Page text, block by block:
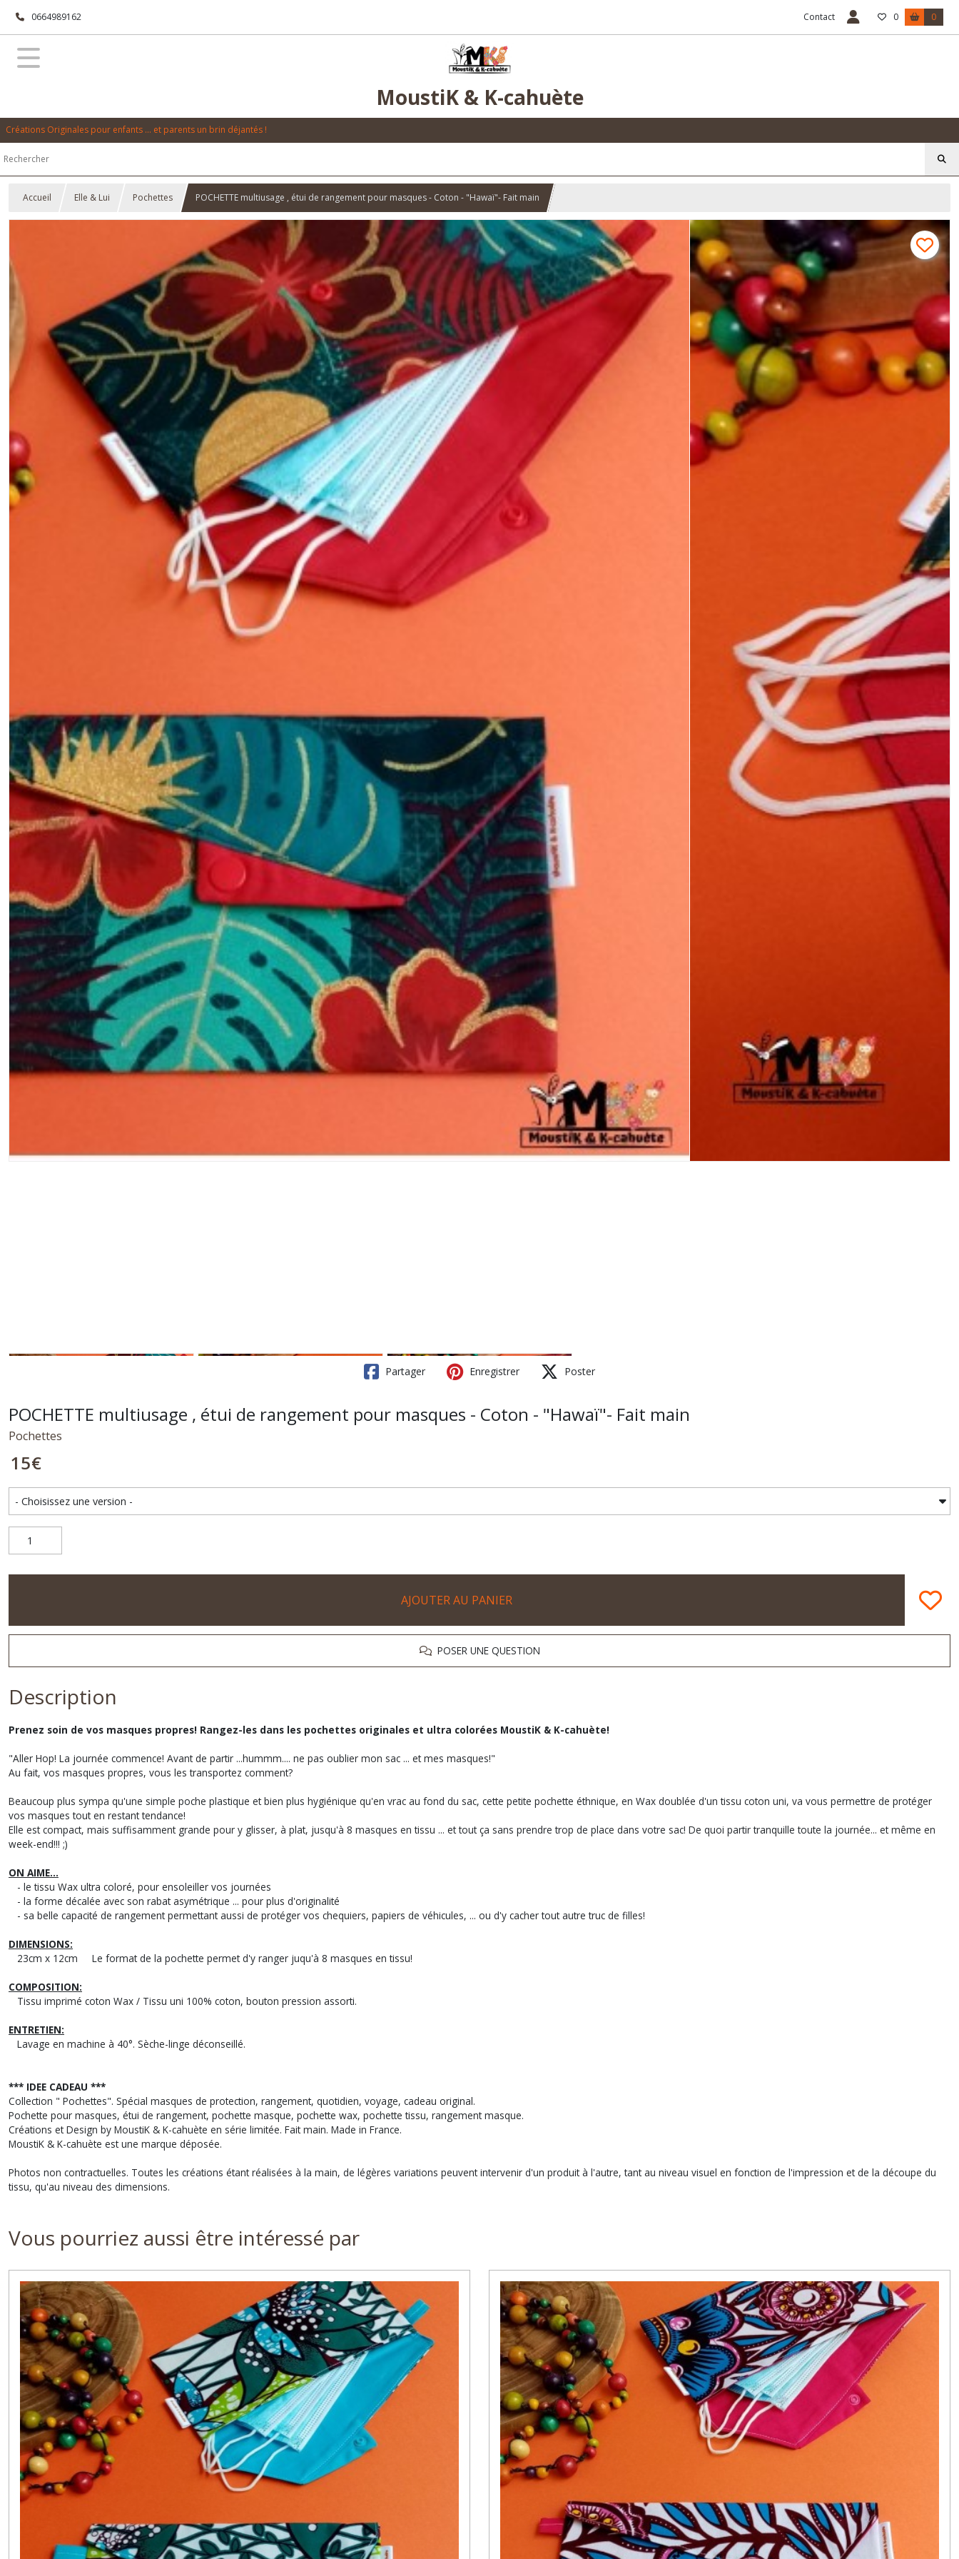
0664989162 Contact 0 0
MoustiK & K-cahuète
Créations Originales pour enfants ... et parents un brin déjantés !
Accueil Elle & Lui Pochettes POCHETTE multiusage , étui de rangement pour masques - Coton - "Hawaï"- Fait main
Partager Enregistrer Poster
POCHETTE multiusage , étui de rangement pour masques - Coton - "Hawaï"- Fait main
Pochettes
15€
AJOUTER AU PANIER
POSER UNE QUESTION
Description
Prenez soin de vos masques propres! Rangez-les dans les pochettes originales et ultra colorées MoustiK & K-cahuète!
"Aller Hop! La journée commence! Avant de partir ...hummm.... ne pas oublier mon sac ... et mes masques!"
Au fait, vos masques propres, vous les transportez comment?
Beaucoup plus sympa qu'une simple poche plastique et bien plus hygiénique qu'en vrac au fond du sac, cette petite pochette éthnique, en Wax doublée d'un tissu coton uni, va vous permettre de protéger
vos masques tout en restant tendance!
Elle est compact, mais suffisamment grande pour y glisser, à plat, jusqu'à 8 masques en tissu ... et tout ça sans prendre trop de place dans votre sac! De quoi partir tranquille toute la journée... et même en
week-end!!! ;)
ON AIME...
- le tissu Wax ultra coloré, pour ensoleiller vos journées
- la forme décalée avec son rabat asymétrique ... pour plus d'originalité
- sa belle capacité de rangement permettant aussi de protéger vos chequiers, papiers de véhicules, ... ou d'y cacher tout autre truc de filles!
DIMENSIONS:
23cm x 12cm Le format de la pochette permet d'y ranger juqu'à 8 masques en tissu!
COMPOSITION:
Tissu imprimé coton Wax / Tissu uni 100% coton, bouton pression assorti.
ENTRETIEN:
Lavage en machine à 40°. Sèche-linge déconseillé.
*** IDEE CADEAU ***
Collection " Pochettes". Spécial masques de protection, rangement, quotidien, voyage, cadeau original.
Pochette pour masques, étui de rangement, pochette masque, pochette wax, pochette tissu, rangement masque.
Créations et Design by MoustiK & K-cahuète en série limitée. Fait main. Made in France.
MoustiK & K-cahuète est une marque déposée.
Photos non contractuelles. Toutes les créations étant réalisées à la main, de légères variations peuvent intervenir d'un produit à l'autre, tant au niveau visuel en fonction de l'impression et de la découpe du
tissu, qu'au niveau des dimensions.
Vous pourriez aussi être intéressé par